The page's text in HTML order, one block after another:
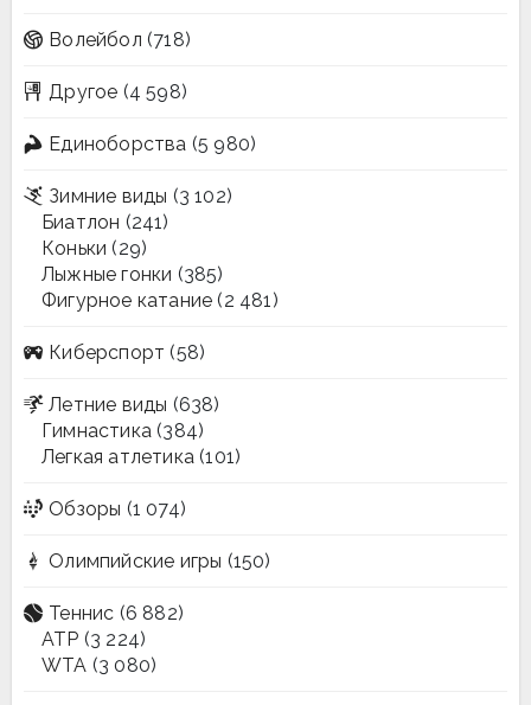
Волейбол (718)
Другое (4 598)
Единоборства (5 980)
Зимние виды (3 102)
Биатлон (241)
Коньки (29)
Лыжные гонки (385)
Фигурное катание (2 481)
Киберспорт (58)
Летние виды (638)
Гимнастика (384)
Легкая атлетика (101)
Обзоры (1 074)
Олимпийские игры (150)
Теннис (6 882)
ATP (3 224)
WTA (3 080)